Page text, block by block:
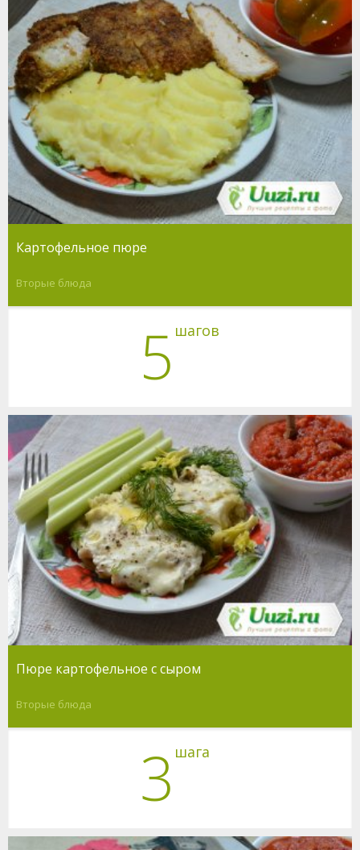
Картофельное пюре
Вторые блюда
5 шагов
Пюре картофельное с сыром
Вторые блюда
3 шага